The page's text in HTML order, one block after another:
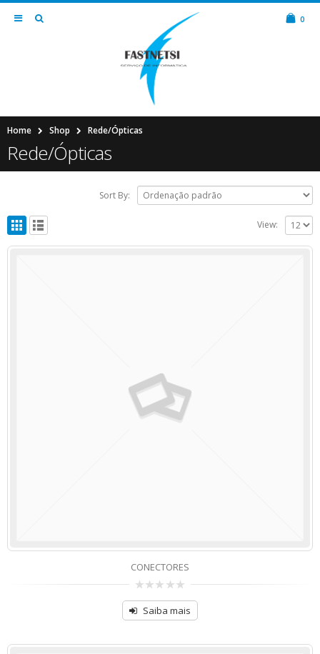
0
Home Shop Rede/Ópticas
Rede/Ópticas
Sort By:
View:
CONECTORES
de
5
Saiba mais